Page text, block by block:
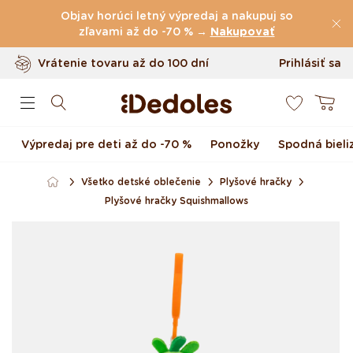
Preskočiť na obsah
Objav horúci letný výpredaj a nakupuj so
zľavami až do -70 % → Nakupovať
Poštovnézdarma nad39 €
Vrátenie tovaru až do 100 dní
Originálny dizajn navrhnutý u nás
Prihlásiť sa
Košík
Výpredaj pre deti až do -70 % Ponožky Spodná
Všetko detské oblečenie
Plyšové hračky
Plyšové hračky Squishmallows